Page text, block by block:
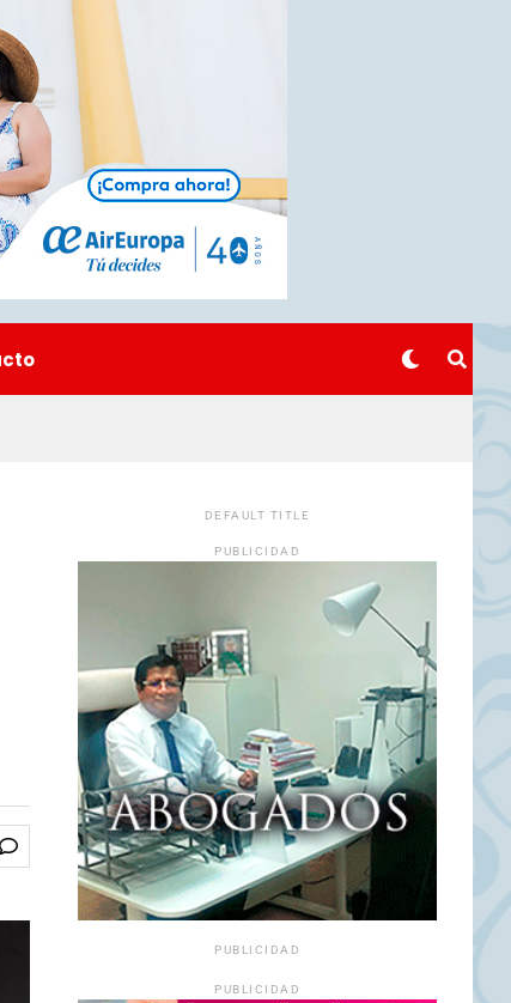
DEFAULT TITLE
PUBLICIDAD
PUBLICIDAD
PUBLICIDAD